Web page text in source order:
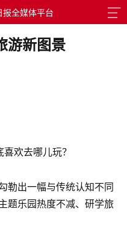
报全媒体平台
游新图景
欢去哪儿玩？
勒出一幅与传统认知不同
题乐园热度不减、研学旅